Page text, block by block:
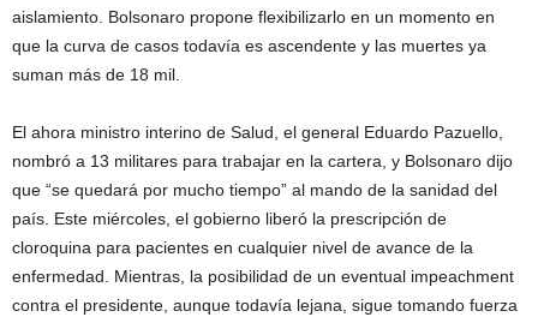
aislamiento. Bolsonaro propone flexibilizarlo en un momento en
que la curva de casos todavía es ascendente y las muertes ya
suman más de 18 mil.
El ahora ministro interino de Salud, el general Eduardo Pazuello,
nombró a 13 militares para trabajar en la cartera, y Bolsonaro dijo
que “se quedará por mucho tiempo” al mando de la sanidad del
país. Este miércoles, el gobierno liberó la prescripción de
cloroquina para pacientes en cualquier nivel de avance de la
enfermedad. Mientras, la posibilidad de un eventual impeachment
contra el presidente, aunque todavía lejana, sigue tomando fuerza